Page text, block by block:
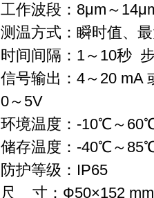
工作波段：8μm～
测温方式：瞬时值、
时间间隔：1～10秒
信号输出：4～20 mA
0～5V
环境温度：-10℃～
储存温度：-40℃～
防护等级：IP65
尺 寸：Ф50×152 mm